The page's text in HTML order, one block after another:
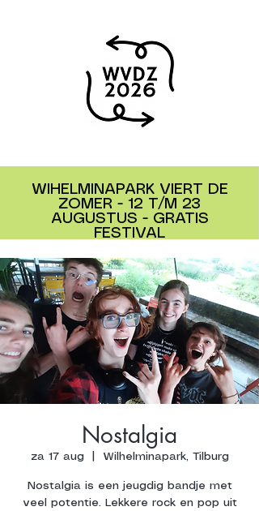
WIHELMINAPARK VIERT DE
ZOMER - 12 T/M 23
AUGUSTUS - GRATIS
FESTIVAL
Nostalgia
za 17 aug
  |
Wilhelminapark, Tilburg
Nostalgia is een jeugdig bandje met
veel potentie. Lekkere rock en pop uit